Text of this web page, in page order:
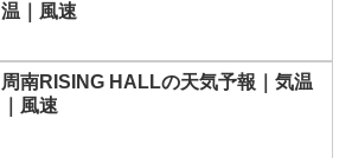
温｜風速
周南RISING HALLの天気予報｜気温
｜風速